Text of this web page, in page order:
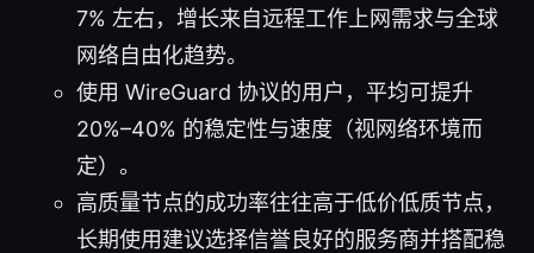
7% 左右，增长来自远程工作上网需求与全球
网络自由化趋势。
使用 WireGuard 协议的用户，平均可提升
20%–40% 的稳定性与速度（视网络环境而
定）。
高质量节点的成功率往往高于低价低质节点，
长期使用建议选择信誉良好的服务商并搭配稳